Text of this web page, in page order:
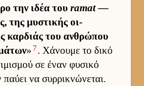
την ιδέα του ramat—
της μυστικής οι­
καρ­διάς του αν­θρώπου
» 7. Χάνουμε το δικό
σε έναν φυσικό
να συρ­ρικνώνεται.